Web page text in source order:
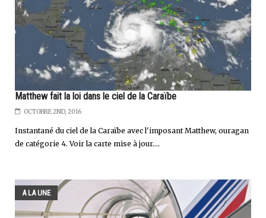
Matthew fait la loi dans le ciel de la Caraïbe
OCTOBRE 2ND, 2016
Instantané du ciel de la Caraïbe avec l'imposant Matthew, ouragan
de catégorie 4. Voir la carte mise à jour....
A LA UNE